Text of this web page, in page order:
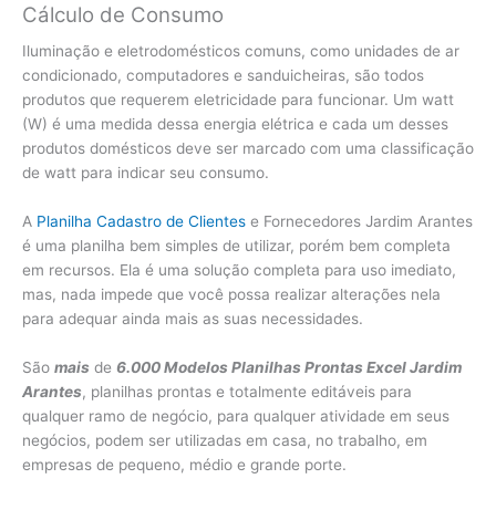
Cálculo de Consumo
Iluminação e eletrodomésticos comuns, como unidades de ar
condicionado, computadores e sanduicheiras, são todos
produtos que requerem eletricidade para funcionar. Um watt
(W) é uma medida dessa energia elétrica e cada um desses
produtos domésticos deve ser marcado com uma classificação
de watt para indicar seu consumo.
A Planilha Cadastro de Clientes e Fornecedores Jardim Arantes
é uma planilha bem simples de utilizar, porém bem completa
em recursos. Ela é uma solução completa para uso imediato,
mas, nada impede que você possa realizar alterações nela
para adequar ainda mais as suas necessidades.
São mais de 6.000 Modelos Planilhas Prontas Excel Jardim
Arantes, planilhas prontas e totalmente editáveis para
qualquer ramo de negócio, para qualquer atividade em seus
negócios, podem ser utilizadas em casa, no trabalho, em
empresas de pequeno, médio e grande porte.